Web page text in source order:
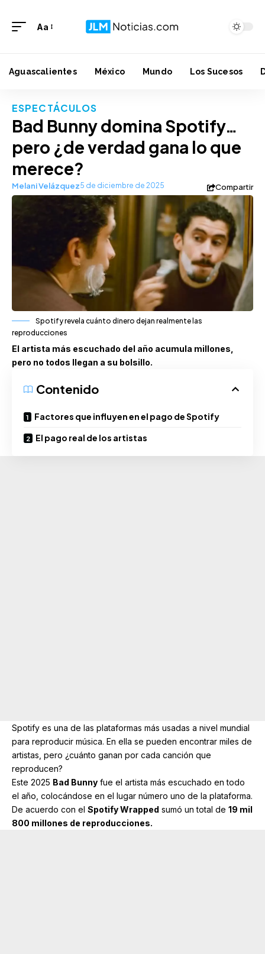
Aa
Aguascalientes México Mundo Los Sucesos
ESPECTÁCULOS
Bad Bunny domina Spotify…
pero ¿de verdad gana lo que
merece?
Melani Velázquez5 de diciembre de 2025 Compartir
Spotify revela cuánto dinero dejan realmente las
reproducciones
El artista más escuchado del año acumula millones,
pero no todos llegan a su bolsillo.
Contenido
Factores que influyen en el pago de Spotify
El pago real de los artistas
Spotify es una de las plataformas más usadas a nivel mundial
para reproducir música. En ella se pueden encontrar miles de
artistas, pero ¿cuánto ganan por cada canción que
reproducen?
Este 2025 Bad Bunny fue el artista más escuchado en todo
el año, colocándose en el lugar número uno de la plataforma.
De acuerdo con el Spotify Wrapped sumó un total de 19 mil
800 millones de reproducciones.